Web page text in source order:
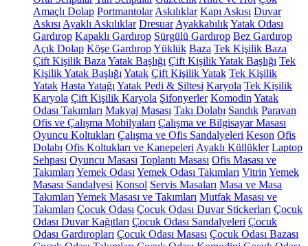
Amaçlı Dolap Portmantolar Askılıklar Kapı Askısı Duvar
Askısı Ayaklı Askılıklar Dresuar AyakkabılıkYatak Odası
Gardırop Kapaklı Gardırop Sürgülü Gardırop Bez Gardırop
Açık Dolap Köşe GardıropYüklük Baza Tek Kişilik Baza
Çift Kişilik Baza Yatak Başlığı Çift Kişilik Yatak Başlığı Tek
Kişilik Yatak Başlığı Yatak Çift Kişilik Yatak Tek Kişilik
Yatak Hasta Yatağı Yatak Pedi & Şiltesi Karyola Tek Kişilik
Karyola Çift Kişilik Karyola Şifonyerler Komodin Yatak
Odası Takımları Makyaj Masası Takı Dolabı Sandık Paravan
Ofis ve Çalışma Mobilyaları Çalışma ve Bilgisayar Masası
Oyuncu Koltukları Çalışma ve Ofis Sandalyeleri Keson Ofis
Dolabı Ofis Koltukları ve Kanepeleri Ayaklı Küllükler Laptop
Sehpası Oyuncu Masası Toplantı Masası Ofis Masası ve
Takımları Yemek Odası Yemek Odası Takımları Vitrin Yemek
Masası Sandalyesi Konsol Servis Masaları Masa ve Masa
Takımları Yemek Masası ve Takımları Mutfak Masası ve
Takımları Çocuk Odası Çocuk Odası Duvar Stickerları Çocuk
Odası Duvar Kağıtları Çocuk Odası Sandalyeleri Çocuk
Odası Gardıropları Çocuk Odası Masası Çocuk Odası Bazası